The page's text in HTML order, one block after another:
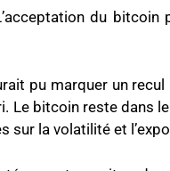
du
pu marquer un
Le bitcoin reste dans
sur la volatilité et